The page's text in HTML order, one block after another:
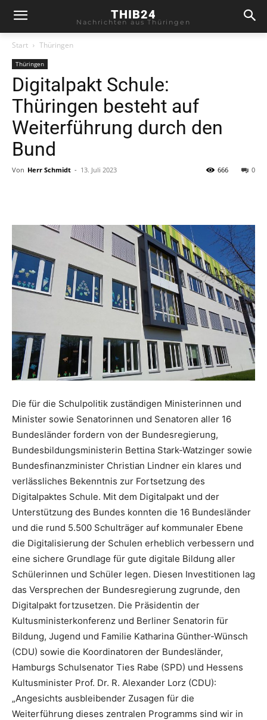
THIB24
Nachrichten aus Thüringen
Start Thüringen
Thüringen
Digitalpakt Schule:
Thüringen besteht auf
Weiterführung durch den
Bund
Von Herr Schmidt - 13. Juli 2023 0
666
Die für die Schulpolitik zuständigen Ministerinnen und
Minister sowie Senatorinnen und Senatoren aller 16
Bundesländer fordern von der Bundesregierung,
Bundesbildungsministerin Bettina Stark-Watzinger sowie
Bundesfinanzminister Christian Lindner ein klares und
verlässliches Bekenntnis zur Fortsetzung des
Digitalpaktes Schule. Mit dem Digitalpakt und der
Unterstützung des Bundes konnten die 16 Bundesländer
und die rund 5.500 Schulträger auf kommunaler Ebene
die Digitalisierung der Schulen erheblich verbessern und
eine sichere Grundlage für gute digitale Bildung aller
Schülerinnen und Schüler legen. Diesen Investitionen lag
das Versprechen der Bundesregierung zugrunde, den
Digitalpakt fortzusetzen. Die Präsidentin der
Kultusministerkonferenz und Berliner Senatorin für
Bildung, Jugend und Familie Katharina Günther-Wünsch
(CDU) sowie die Koordinatoren der Bundesländer,
Hamburgs Schulsenator Ties Rabe (SPD) und Hessens
Kultusminister Prof. Dr. R. Alexander Lorz (CDU):
„Angesichts ausbleibender Zusagen für die
Weiterführung dieses zentralen Programms sind wir in